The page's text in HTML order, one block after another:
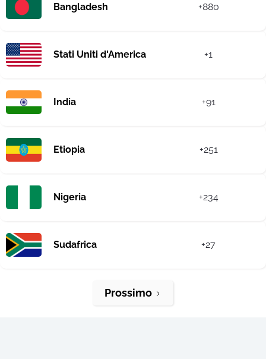
Bangladesh +880
Stati Uniti d'America +1
India +91
Etiopia +251
Nigeria +234
Sudafrica +27
Prossimo